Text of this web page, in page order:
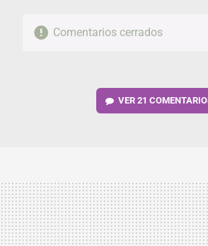
Comentarios cerrados
VER 21